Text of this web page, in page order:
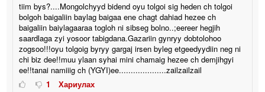
tiim bys?....Mongolchyyd bidend oyu tolgoi sig heden ch tolgoi
bolgoh baigaliin baylag baigaa ene chagt dahiad hezee ch
baigaliin baiylagaaraa togloh ni sibseg bolno..;eereer hegjih
saardlaga zyi yosoor tabigdana.Gazariin gynryy dobtolohoo
zogsoo!!!oyu tolgoig byryy gargaj irsen byleg etgeedyydiin neg ni
chi biz dee!!muu ylaan syhai mini chamaig hezee ch demjihgyi
ee!!tanai namiiig ch (YGYI)ee....................zailzailzail
1
Хариулах